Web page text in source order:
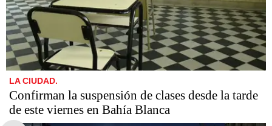
LA CIUDAD.
Confirman la suspensión de clases desde la tarde
de este viernes en Bahía Blanca